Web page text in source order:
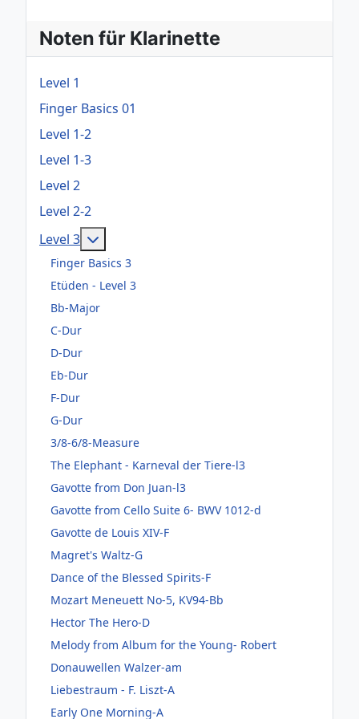
Noten für Klarinette
Level 1
Finger Basics 01
Level 1-2
Level 1-3
Level 2
Level 2-2
Level 3
Finger Basics 3
Etüden - Level 3
Bb-Major
C-Dur
D-Dur
Eb-Dur
F-Dur
G-Dur
3/8-6/8-Measure
The Elephant - Karneval der Tiere-l3
Gavotte from Don Juan-l3
Gavotte from Cello Suite 6- BWV 1012-d
Gavotte de Louis XIV-F
Magret's Waltz-G
Dance of the Blessed Spirits-F
Mozart Meneuett No-5, KV94-Bb
Hector The Hero-D
Melody from Album for the Young- Robert
Donauwellen Walzer-am
Liebestraum - F. Liszt-A
Early One Morning-A